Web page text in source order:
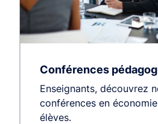
Conférences
Enseignants, découvrez
conférences en
élèves.